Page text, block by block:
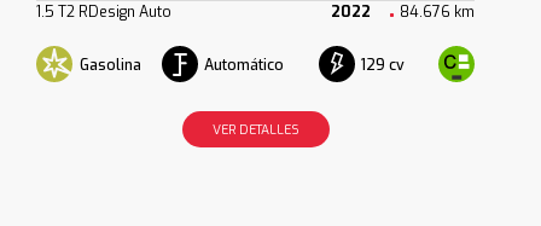
1.5 T2 RDesign Auto 2022 84.676 km
Gasolina Automático 129 cv
VER DETALLES